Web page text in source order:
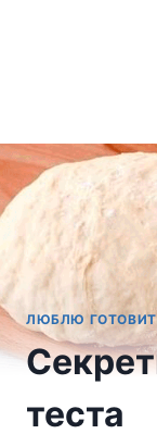
ЛЮБЛЮ
теста